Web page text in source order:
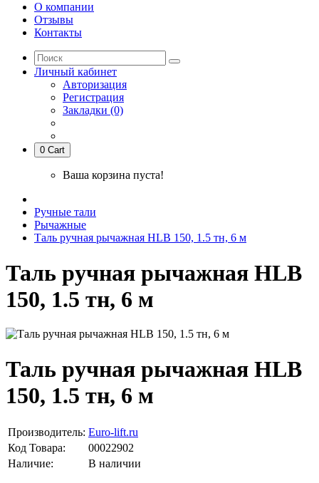
О компании
Отзывы
Контакты
Личный кабинет
Авторизация
Регистрация
Закладки (0)
0 Cart
Ваша корзина пуста!
Ручные тали
Рычажные
Таль ручная рычажная HLB 150, 1.5 тн, 6 м
Таль ручная рычажная HLB
150, 1.5 тн, 6 м
Таль ручная рычажная HLB
150, 1.5 тн, 6 м
Производитель: Euro-lift.ru
Код Товара:
00022902
Наличие:
В наличии